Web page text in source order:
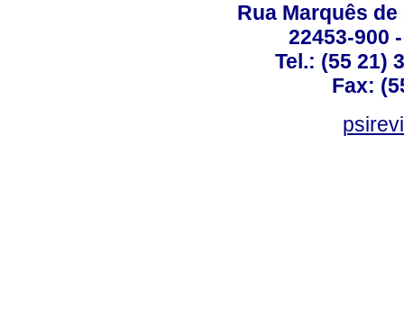
Rua Marquês de
22453-900
Tel.: (55 21)
Fax: